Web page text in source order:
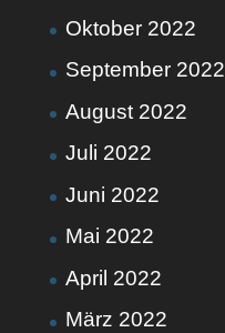
Oktober 2022
September 2022
August 2022
Juli 2022
Juni 2022
Mai 2022
April 2022
März 2022